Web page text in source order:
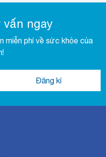
ngay
miễn phí về sức khỏe của